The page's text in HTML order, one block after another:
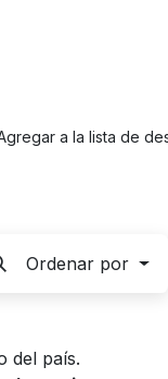
a la lista de
Ordenar por
del país.